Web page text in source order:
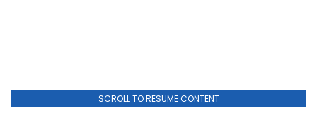
SCROLL TO RESUME CONTENT